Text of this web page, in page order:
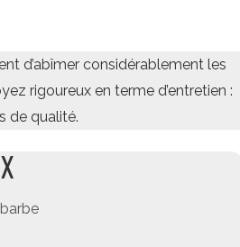
d’abîmer considérablement les
rigoureux en terme d’entretien :
de qualité.